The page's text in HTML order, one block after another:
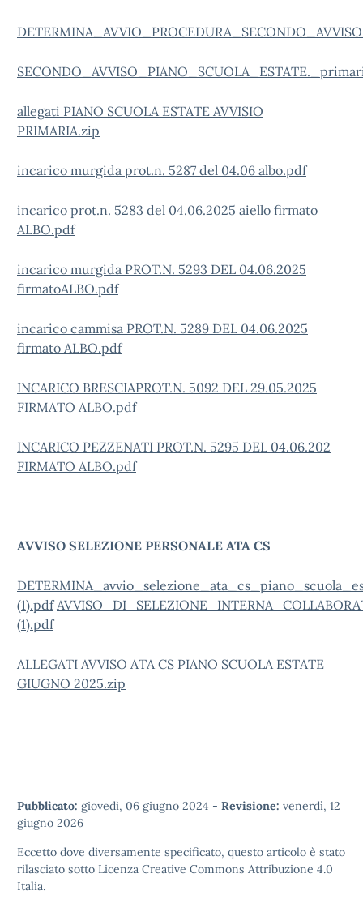
allegati PIANO SCUOLA ESTATE AVVISIO
PRIMARIA.zip
incarico murgida prot.n. 5287 del 04.06 albo.pdf
incarico prot.n. 5283 del 04.06.2025 aiello firmato
ALBO.pdf
incarico murgida PROT.N. 5293 DEL 04.06.2025
firmatoALBO.pdf
incarico cammisa PROT.N. 5289 DEL 04.06.2025
firmato ALBO.pdf
INCARICO BRESCIAPROT.N. 5092 DEL 29.05.2025
FIRMATO ALBO.pdf
INCARICO PEZZENATI PROT.N. 5295 DEL 04.06.202
FIRMATO ALBO.pdf
AVVISO SELEZIONE PERSONALE ATA CS
(1).pdf
(1).pdf
ALLEGATI AVVISO ATA CS PIANO SCUOLA ESTATE
GIUGNO 2025.zip
Pubblicato: giovedì, 06 giugno 2024 - Revisione: venerdì, 12
giugno 2026
Eccetto dove diversamente specificato, questo articolo è stato
rilasciato sotto Licenza Creative Commons Attribuzione 4.0
Italia.